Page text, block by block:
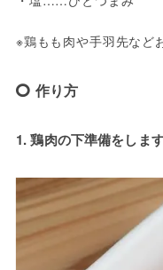
※鶏もも肉や手羽先など
作り方
1. 鶏肉の下準備をしま